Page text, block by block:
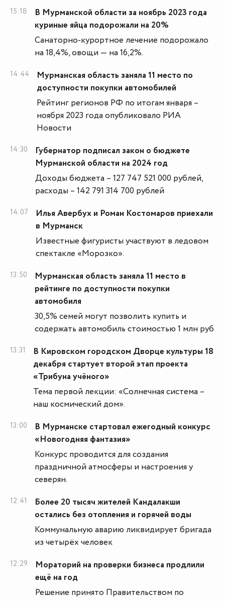
15:18
В Мурманской области за ноябрь 2023 года
куриные яйца подорожали на 20%
Санаторно-курортное лечение подорожало
на 18,4%, овощи — на 16,2%.
14:44
Мурманская область заняла 11 место по
доступности покупки автомобилей
Рейтинг регионов РФ по итогам января –
ноября 2023 года опубликовало РИА
Новости
14:30
Губернатор подписал закон о бюджете
Мурманской области на 2024 год
Доходы бюджета – 127 747 521 000 рублей,
расходы – 142 791 314 700 рублей
14:07
Илья Авербух и Роман Костомаров приехали
в Мурманск
Известные фигуристы участвуют в ледовом
спектакле «Морозко».
13:50
Мурманская область заняла 11 место в
рейтинге по доступности покупки
автомобиля
30,5% семей могут позволить купить и
содержать автомобиль стоимостью 1 млн руб
13:31
В Кировском городском Дворце культуры 18
декабря стартует второй этап проекта
«Трибуна учёного»
Тема первой лекции: «Солнечная система –
наш космический дом».
13:00
В Мурманске стартовал ежегодный конкурс
«Новогодняя фантазия»
Конкурс проводится для создания
праздничной атмосферы и настроения у
северян.
12:41
Более 20 тысяч жителей Кандалакши
остались без отопления и горячей воды
Коммунальную аварию ликвидирует бригада
из четырёх человек
12:29
Мораторий на проверки бизнеса продлили
ещё на год
Решение принято Правительством по